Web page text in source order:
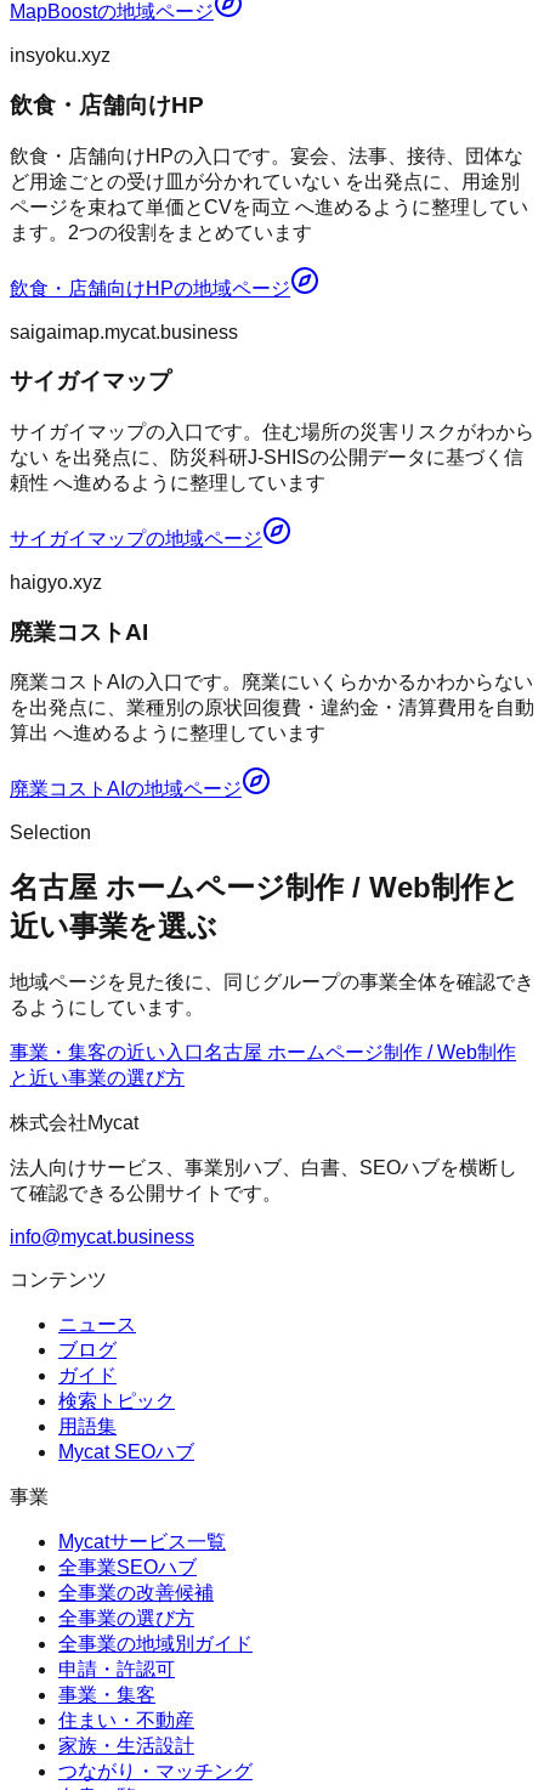
MapBoostの地域ページ
insyoku.xyz
飲食・店舗向けHP
飲食・店舗向けHPの入口です。宴会、法事、接待、団体な
ど用途ごとの受け皿が分かれていない を出発点に、用途別
ページを束ねて単価とCVを両立 へ進めるように整理してい
ます。2つの役割をまとめています
飲食・店舗向けHPの地域ページ
saigaimap.mycat.business
サイガイマップ
サイガイマップの入口です。住む場所の災害リスクがわから
ない を出発点に、防災科研J-SHISの公開データに基づく信
頼性 へ進めるように整理しています
サイガイマップの地域ページ
haigyo.xyz
廃業コストAI
廃業コストAIの入口です。廃業にいくらかかるかわからない
を出発点に、業種別の原状回復費・違約金・清算費用を自動
算出 へ進めるように整理しています
廃業コストAI の地域ページ
Selection
名古屋 ホームページ制作 / Web制作と
近い事業を選ぶ
地域ページを見た後に、同じグループの事業全体を確認でき
るようにしています。
事業・集客の近い入口名古屋 ホームページ制作 / Web制作
と近い事業の選び方
株式会社Mycat
法人向けサービス、事業別ハブ、白書、SEOハブを横断し
て確認できる公開サイトです。
info@mycat.business
コンテンツ
ニュース
ブログ
ガイド
検索トピック
用語集
Mycat SEOハブ
事業
Mycatサービス一覧
全事業SEOハブ
全事業の改善候補
全事業の選び方
全事業の地域別ガイド
申請・許認可
事業・集客
住まい・不動産
家族・生活設計
つながり・マッチング